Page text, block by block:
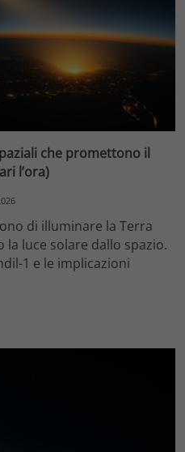
che promettono il
l’ora)
di illuminare la Terra
luce solare dallo spazio.
1 e le implicazioni